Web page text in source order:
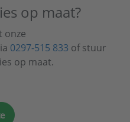
op maat?
onze
0297-515 833 of stuur
op maat.